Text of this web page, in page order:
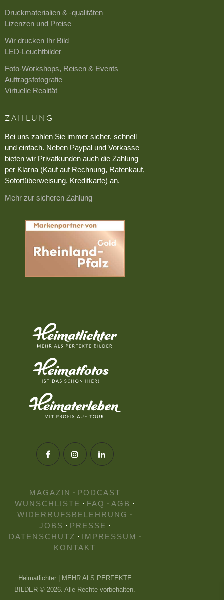
Druckmaterialien & -qualitäten
Lizenzen und Preise
Wir drucken Ihr Bild
LED-Leuchtbilder
Foto-Workshops, Reisen & Events
Auftragsfotografie
Virtuelle Realität
ZAHLUNG
Bei uns zahlen Sie immer sicher, schnell
und einfach. Neben Paypal und Vorkasse
bieten wir Privatkunden auch die Zahlung
per Klarna (Kauf auf Rechnung, Ratenkauf,
Sofortüberweisung, Kreditkarte) an.
Mehr zur sicheren Zahlung
MAGAZIN · PODCAST
WUNSCHLISTE · FAQ · AGB ·
WIDERRUFSBELEHRUNG ·
JOBS · PRESSE ·
DATENSCHUTZ · IMPRESSUM ·
KONTAKT
Heimatlichter | MEHR ALS PERFEKTE
BILDER © 2026. Alle Rechte vorbehalten.